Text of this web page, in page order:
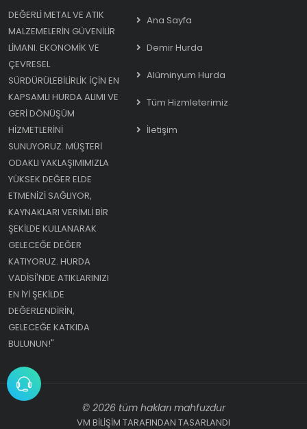
DEĞERLI METAL VE ATIK
MALZEMELERIN GÜVENILIR
LIMANI. EKONOMIK VE
ÇEVRESEL
SÜRDÜRÜLEBILIRLIK IÇIN EN
KAPSAMLI HURDA ALIMI VE
GERI DÖNÜŞÜM
HIZMETLERINI
SUNUYORUZ. MÜŞTERI
ODAKLI YAKLAŞIMIMIZLA
YÜKSEK DEĞER ELDE
ETMENIZI SAĞLIYOR,
KAYNAKLARI VERIMLI BIR
ŞEKILDE KULLANARAK
GELECEĞE DEĞER
KATIYORUZ. HURDA
VADISI'NDE ATIKLARINIZI
EN IYI ŞEKILDE
DEĞERLENDIRIN,
GELECEĞE KATKIDA
BULUNUN!"
Ana Sayfa
Demir Hurda
Alüminyum Hurda
Tüm Hizmleterimiz
İletişim
© 2026 tüm hakları mahfuzdur
VM BİLİŞİM TARAFINDAN TASARLANDI